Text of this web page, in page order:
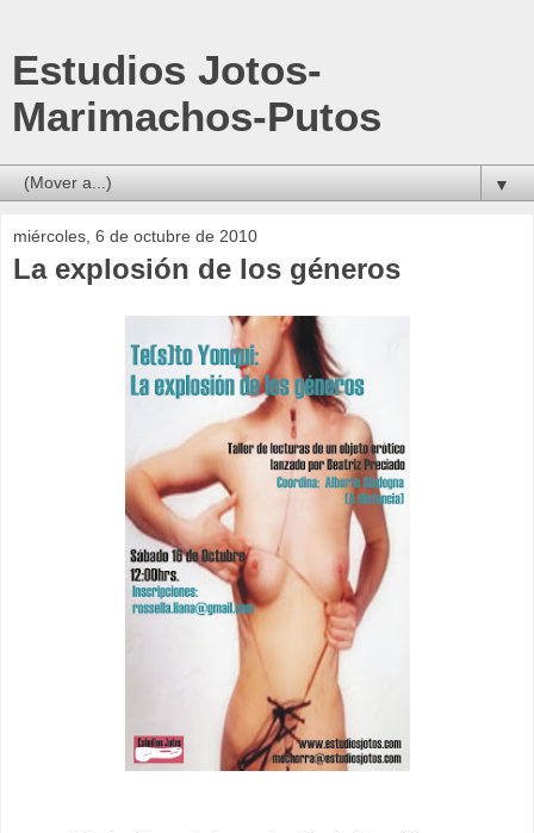
Estudios Jotos-
Marimachos-Putos
▼
miércoles, 6 de octubre de 2010
La explosión de los géneros